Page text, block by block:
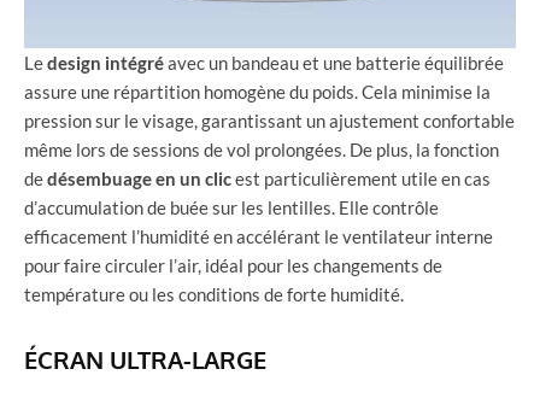
Ledesign intégréavec un bandeau et une batterie équilibrée
assure une répartition homogène du poids. Cela minimise la
pression sur le visage, garantissant un ajustement confortable
même lors de sessions de vol prolongées. De plus, la fonction
dedésembuage en un clicest particulièrement utile en cas
d’accumulation de buée sur les lentilles. Elle contrôle
efficacement l’humidité en accélérant le ventilateur interne
pour faire circuler l’air, idéal pour les changements de
température ou les conditions de forte humidité.
ÉCRAN ULTRA-LARGE